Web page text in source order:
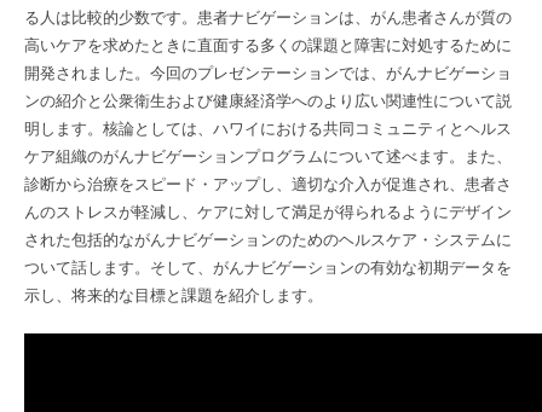
る人は比較的少数です。患者ナビゲーションは、がん患者さんが質の
高いケアを求めたときに直面する多くの課題と障害に対処するために
開発されました。今回のプレゼンテーションでは、がんナビゲーショ
ンの紹介と公衆衛生および健康経済学へのより広い関連性について説
明します。核論としては、ハワイにおける共同コミュニティとヘルス
ケア組織のがんナビゲーションプログラムについて述べます。また、
診断から治療をスピード・アップし、適切な介入が促進され、患者さ
んのストレスが軽減し、ケアに対して満足が得られるようにデザイン
された包括的ながんナビゲーションのためのヘルスケア・システムに
ついて話します。そして、がんナビゲーションの有効な初期データを
示し、将来的な目標と課題を紹介します。